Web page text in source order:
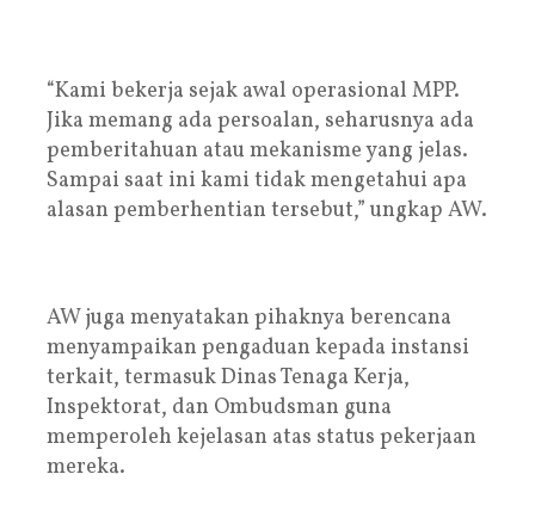
“Kami bekerja sejak awal operasional MPP.
Jika memang ada persoalan, seharusnya ada
pemberitahuan atau mekanisme yang jelas.
Sampai saat ini kami tidak mengetahui apa
alasan pemberhentian tersebut,” ungkap AW.
AW juga menyatakan pihaknya berencana
menyampaikan pengaduan kepada instansi
terkait, termasuk Dinas Tenaga Kerja,
Inspektorat, dan Ombudsman guna
memperoleh kejelasan atas status pekerjaan
mereka.